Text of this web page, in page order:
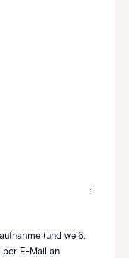
(und weiß,
per E-Mail an